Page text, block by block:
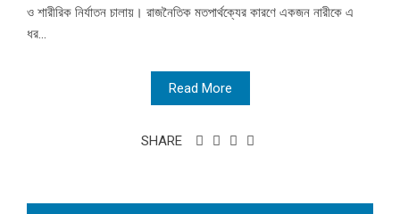
ও শারীরিক নির্যাতন চালায়। রাজনৈতিক মতপার্থক্যের কারণে একজন নারীকে এ
ধর...
Read More
SHARE